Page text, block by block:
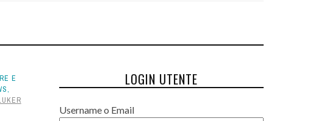
E
,
LOGIN UTENTE
Username o Email